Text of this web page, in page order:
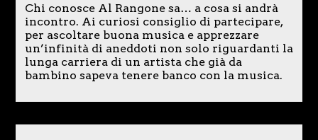
Chi conosce Al Rangone sa… a cosa si andrà
incontro. Ai curiosi consiglio di partecipare,
per ascoltare buona musica e apprezzare
un’infinità di aneddoti non solo riguardanti la
lunga carriera di un artista che già da
bambino sapeva tenere banco con la musica.